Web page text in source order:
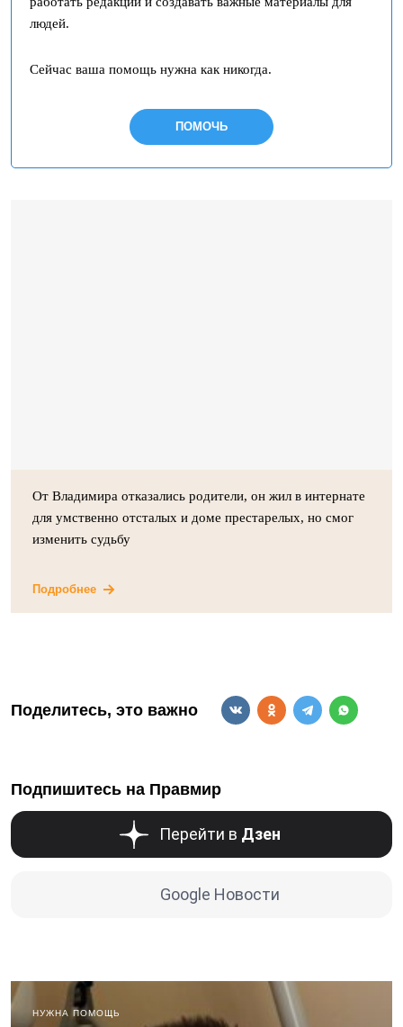
людей.
Сейчас ваша помощь нужна как никогда.
ПОМОЧЬ
От Владимира отказались родители, он жил в интернате
для умственно отсталых и доме престарелых, но смог
изменить судьбу
Подробнее
Поделитесь, это важно
Подпишитесь на Правмир
Перейти в Дзен
Google Новости
НУЖНА ПОМОЩЬ